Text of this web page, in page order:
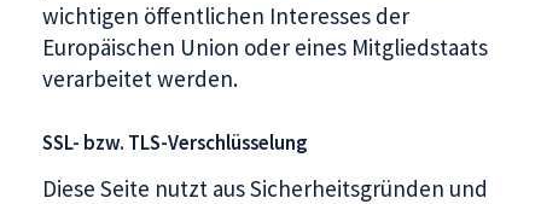
wichtigen öffentlichen Interesses der
Europäischen Union oder eines Mitgliedstaats
verarbeitet werden.
SSL- bzw. TLS-Verschlüsselung
Diese Seite nutzt aus Sicherheitsgründen und